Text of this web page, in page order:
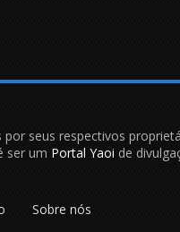
seus respectivos
ser um Portal Yaoi de
Sobre nós